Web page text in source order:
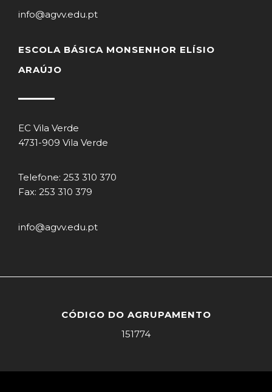
info@agvv.edu.pt
ESCOLA BÁSICA MONSENHOR ELÍSIO
ARAÚJO
EC Vila Verde
4731-909 Vila Verde
Telefone: 253 310 370
Fax: 253 310 379
info@agvv.edu.pt
CÓDIGO DO AGRUPAMENTO
151774